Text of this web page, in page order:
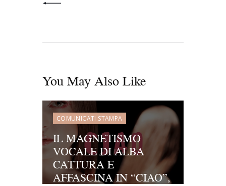
You May Also Like
COMUNICATI STAMPA
IL MAGNETISMO
VOCALE DI ALBA
CATTURA E
AFFASCINA IN “CIAO”,